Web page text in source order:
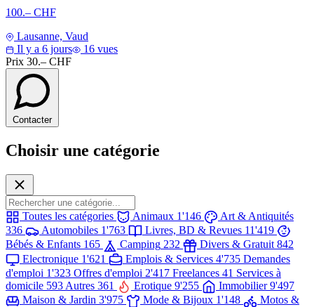
100.– CHF
Lausanne, Vaud
Il y a 6 jours
16 vues
Prix 30.– CHF
Contacter
Choisir une catégorie
Toutes les catégories Animaux 1'146
Art & Antiquités
336
Automobiles 1'763 Livres, BD & Revues 11'419
Bébés & Enfants 165 Camping 232 Divers & Gratuit 842
Electronique 1'621 Emplois & Services 4'735 Demandes
d'emploi 1'323 Offres d'emploi 2'417 Freelances 41 Services à
domicile 593 Autres 361 Erotique 9'255 Immobilier 9'497
Maison & Jardin 3'975 Mode & Bijoux 1'148
Motos &